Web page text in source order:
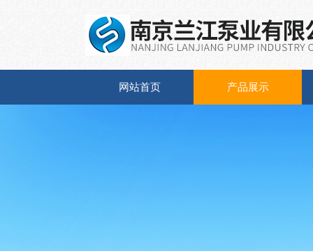
网站首页 产品展示